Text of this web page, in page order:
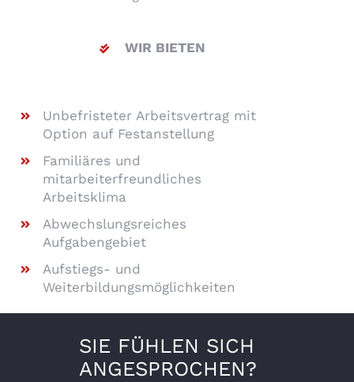
WIR BIETEN
Unbefristeter Arbeitsvertrag mit
Option auf Festanstellung
Familiäres und
mitarbeiterfreundliches
Arbeitsklima
Abwechslungsreiches
Aufgabengebiet
Aufstiegs- und
Weiterbildungsmöglichkeiten
SIE FÜHLEN SICH
ANGESPROCHEN?